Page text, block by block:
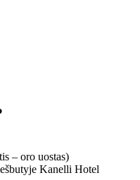
– oro uostas)
Kanelli Hotel